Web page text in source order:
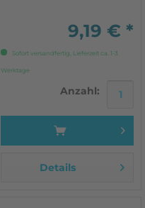
9,19 € *
Sofort versandfertig, Lieferzeit ca. 1-3
Werktage
Anzahl:
Details